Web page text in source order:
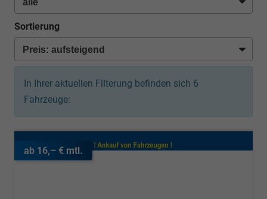
Sortierung
In Ihrer aktuellen Filterung befinden sich 6
Fahrzeuge:
ab 16,– € mtl.